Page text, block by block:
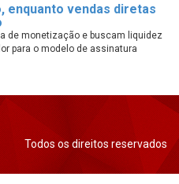
enquanto vendas diretas
de monetização e buscam liquidez
para o modelo de assinatura
Todos os direitos reservados